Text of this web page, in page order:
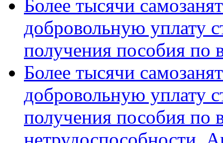
Более тысячи
добровольную уплату
получения пособия по
Более тысячи
добровольную уплату
получения пособия по